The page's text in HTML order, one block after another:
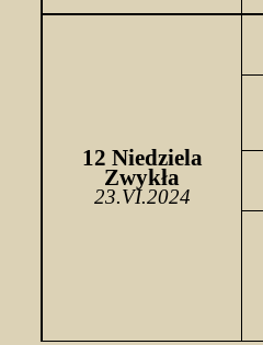
12 Niedziela
Zwykła
23.VI.2024